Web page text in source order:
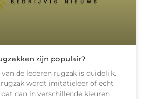
zijn populair?
de lederen rugzak is duidelijk.
rugzak wordt imitatieleer of echt
dan in verschillende kleuren